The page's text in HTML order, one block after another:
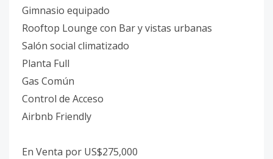
Gimnasio equipado
Rooftop Lounge con Bar y vistas urbanas
Salón social climatizado
Planta Full
Gas Común
Control de Acceso
Airbnb Friendly
En Venta por US$275,000